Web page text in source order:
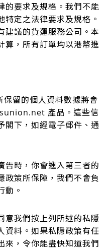
的要求及規格。我們不能
定之法律要求及規格。
建議的貨運服務公司。本
算，所有訂單均以港幣進
保留的個人資料數據將會
產品。這些信
閣下，如經電子郵件、通
告時，你會進入第三者的
政策所保障，我們不會負
動 。
意我們按上列所述的私隱
資料。如果私隱政策有任
來，令你能盡快知道我們